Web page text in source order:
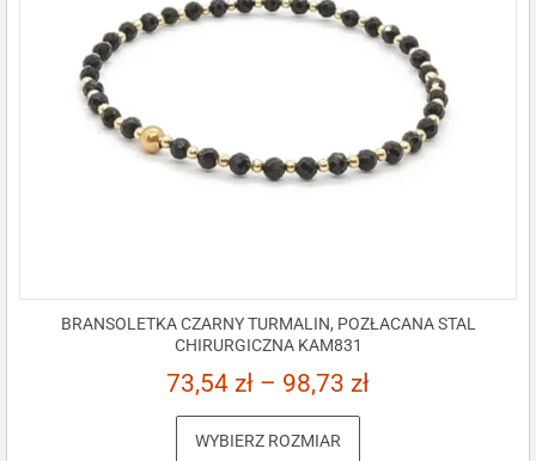
BRANSOLETKA CZARNY TURMALIN, POZŁACANA STAL
CHIRURGICZNA KAM831
73,54 zł – 98,73 zł
WYBIERZ ROZMIAR